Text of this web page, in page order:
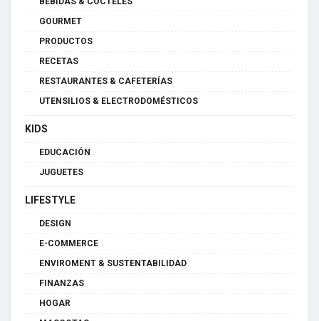
GOURMET
PRODUCTOS
RECETAS
RESTAURANTES & CAFETERÍAS
UTENSILIOS & ELECTRODOMÉSTICOS
KIDS
EDUCACIÓN
JUGUETES
LIFESTYLE
DESIGN
E-COMMERCE
ENVIROMENT & SUSTENTABILIDAD
FINANZAS
HOGAR